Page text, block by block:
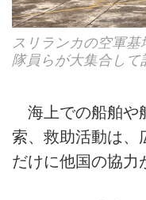
スリランカの空軍
隊員らが大集合して
海上での船舶や
索、救助活動は、
だけに他国の協力